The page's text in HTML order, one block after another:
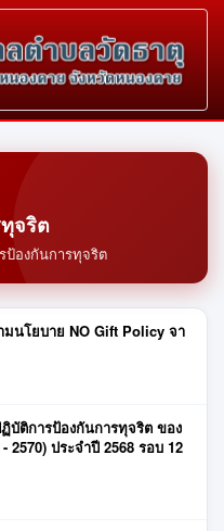
จริต
ป้องกันการทุจริต
มนโยบาย NO Gift Policy จา
บัติการป้องกันการทุจริต ของ
2570) ประจำปี 2568 รอบ 12